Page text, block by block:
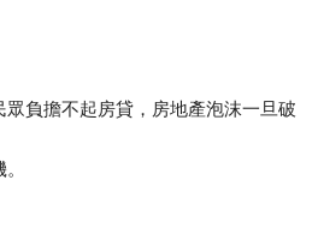
負擔不起房貸，房地產泡沫一旦破